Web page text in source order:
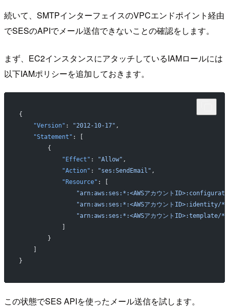
続いて、SMTPインターフェイスのVPCエンドポイント経由
でSESのAPIでメール送信できないことの確認をします。
まず、EC2インスタンスにアタッチしているIAMロールには
以下IAMポリシーを追加しておきます。
{
    "Version"
: "2012-10-17" ,
    "Statement"
: [
        {
            "Effect"
: "Allow" ,
            "Action"
: "ses:SendEmail" ,
            "Resource"
: [
"arn:aws:ses:*:<AWSアカウント
                "arn:aws:ses:*:<AWSアカウントID>:identity/*"
                "arn:aws:ses:*:<AWSアカウントID>:template/*"
            ]
        }
    ]
}
この状態でSES APIを使ったメール送信を試します。